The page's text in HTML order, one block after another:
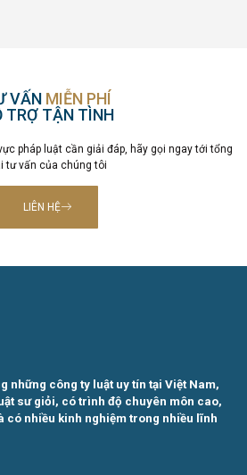
VẤN MIỄN PHÍ
TRỢ TẬN TÌNH
pháp luật cần giải đáp, hãy gọi ngay tới tổng
tư vấn của chúng tôi
LIÊN HỆ
những công ty luật uy tín tại Việt Nam,
sư giỏi, có trình độ chuyên môn cao,
có nhiều kinh nghiệm trong nhiều lĩnh